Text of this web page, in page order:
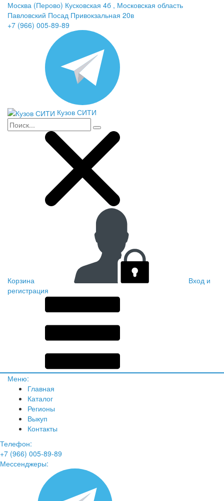
Москва (Перово) Кусковская 4б , Московская область
Павловский Посад Привокзальная 20в
+7 (966) 005-89-89
Кузов СИТИ
Корзина
Вход и
регистрация
Меню:
Главная
Каталог
Регионы
Выкуп
Контакты
Телефон:
+7 (966) 005-89-89
Мессенджеры: